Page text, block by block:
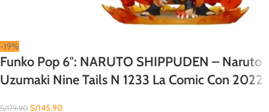
-19%
Funko Pop 6″: NARUTO SHIPPUDEN – Naruto
Uzumaki Nine Tails N 1233 La Comic Con 2022
S/179.90 S/145.90